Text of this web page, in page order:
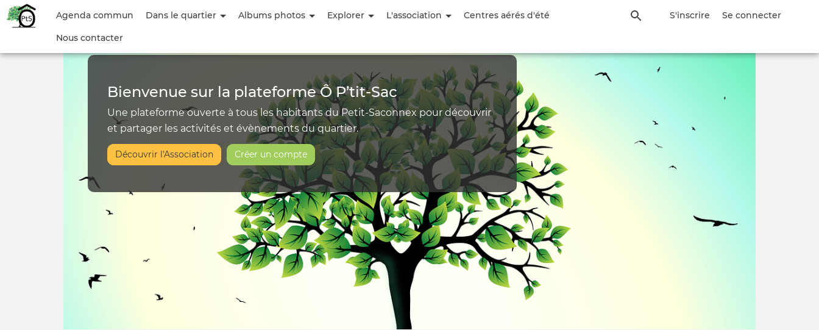
Aller
principal
Accueil
|
P’tit‑Sac
Menu
compte
l'utilisateur
S'inscrire Se connecter
Agenda commun Dans le quartier Albums photos Explorer L'association Centres aérés d'été
Nous contacter
Bienvenue sur la plateforme Ô P’tit‑Sac
Une plateforme ouverte à tous les habitants du Petit-Saconnex pour découvrir
et partager les activités et évènements du quartier.
Découvrir l'Association Créer un compte